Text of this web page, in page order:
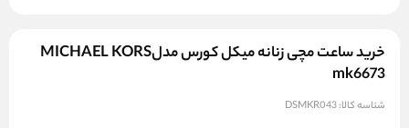
خرید ساعت مچی زنانه میکل کورس مدلMICHAEL KORS
mk6673
شناسه کالا:DSMKR043